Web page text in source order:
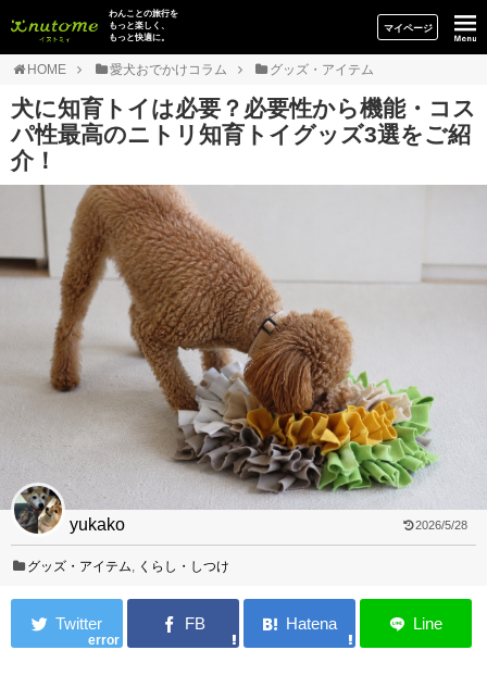
イヌトミィ
わんことの旅行を
もっと楽しく、
もっと快適に。
マイページ
HOME 愛犬おでかけコラム グッズ・アイテム
犬に知育トイは必要？必要性から機能・コス
パ性最高のニトリ知育トイグッズ3選をご紹
介！
yukako 2026/5/28
グッズ・アイテム くらし・しつけ
error